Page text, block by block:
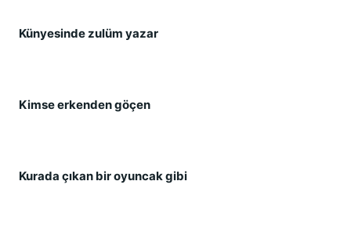
Künyesinde zulüm yazar
Kimse erkenden göçen
Kurada çıkan bir oyuncak gibi